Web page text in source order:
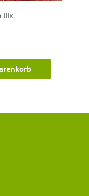
III«